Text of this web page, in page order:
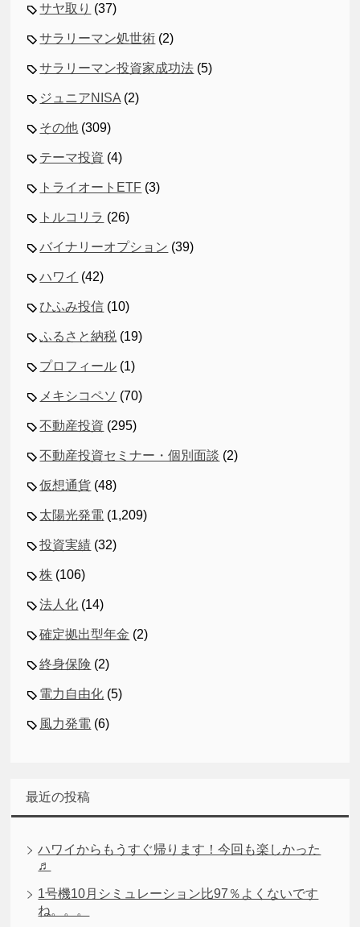
サヤ取り (37)
サラリーマン処世術 (2)
サラリーマン投資家成功法 (5)
ジュニアNISA (2)
その他 (309)
テーマ投資 (4)
トライオートETF (3)
トルコリラ (26)
バイナリーオプション (39)
ハワイ (42)
ひふみ投信 (10)
ふるさと納税 (19)
プロフィール (1)
メキシコペソ (70)
不動産投資 (295)
不動産投資セミナー・個別面談 (2)
仮想通貨 (48)
太陽光発電 (1,209)
投資実績 (32)
株 (106)
法人化 (14)
確定拠出型年金 (2)
終身保険 (2)
電力自由化 (5)
風力発電 (6)
最近の投稿
ハワイからもうすぐ帰ります！今回も楽しかった
♬
1号機10月シミュレーション比97％よくないです
ね。。。